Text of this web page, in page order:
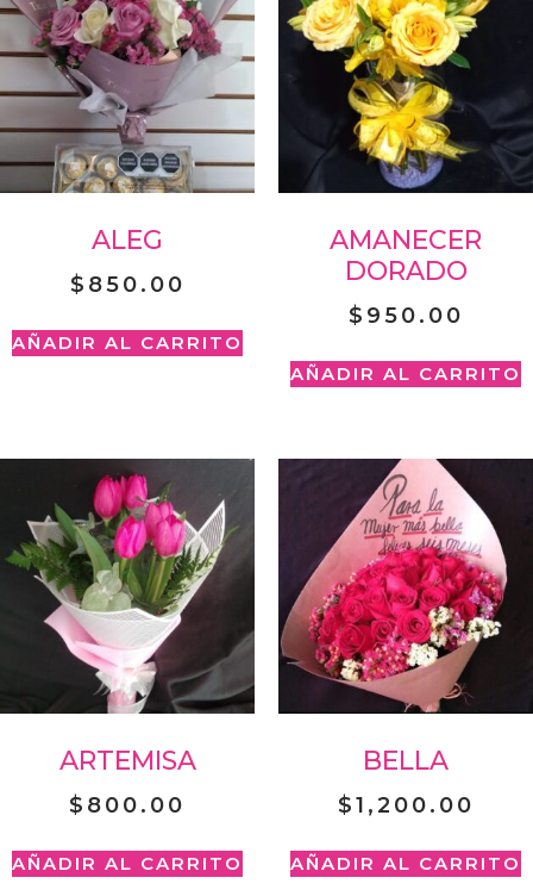
ALEG
$ 850.00
AÑADIR AL CARRITO
AMANECER
DORADO
$ 950.00
AÑADIR AL CARRITO
ARTEMISA
$ 800.00
AÑADIR AL CARRITO
BELLA
$1,200.00
AÑADIR AL CARRITO